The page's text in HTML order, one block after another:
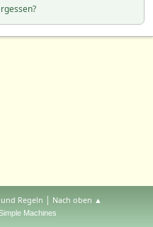
Regeln | Nach oben ▲
Machines